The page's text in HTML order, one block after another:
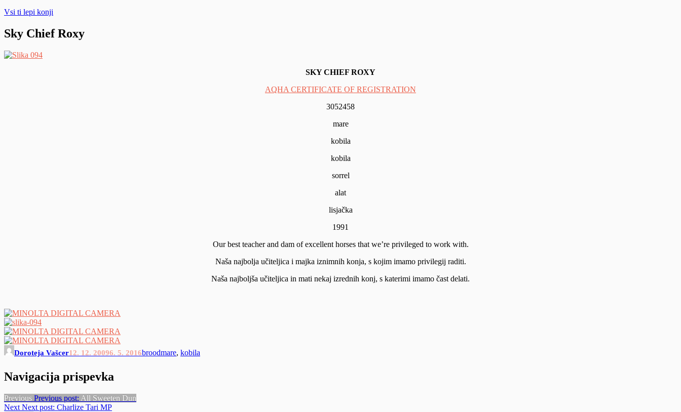
Vsi ti lepi konji
Sky Chief Roxy
SKY CHIEF ROXY
AQHA CERTIFICATE OF REGISTRATION
3052458
mare
kobila
kobila
sorrel
alat
lisjačka
1991
Our best teacher and dam of excellent horses that we’re privileged to work with.
Naša najbolja učiteljica i majka iznimnih konja, s kojim imamo privilegij raditi.
Naša najboljša učiteljica in mati nekaj izrednih konj, s katerimi imamo čast delati.
Doroteja Vašcer12. 12. 20096. 5. 2016broodmare, kobila
Navigacija prispevka
Previous Previous post: All Sweeten Dun
Next Next post: Charlize Tari MP